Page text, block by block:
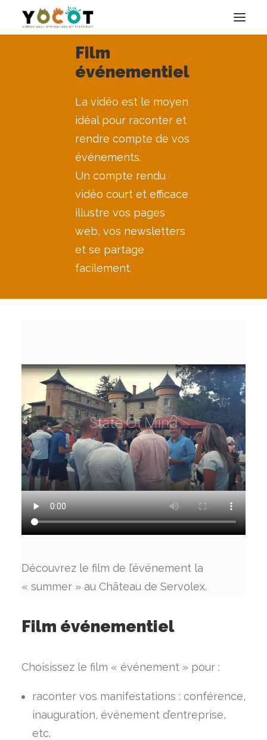
Les techniques maîtrisées
Découvrez mes projets
Film
événementiel
La vidéo est le moyen
idéal pour raconter et
rendre compte de vos
événements.
Un compte rendu
vidéo court et efficace
illustre vos pages
web, vos newsletters
et se partage
facilement.
Découvrez le film de l’événement la
« summer » au Château de Servolex.
Film événementiel
Choisissez le film « événement » pour :
raconter vos manifestations : conférence,
inauguration, événement d’entreprise,
etc.